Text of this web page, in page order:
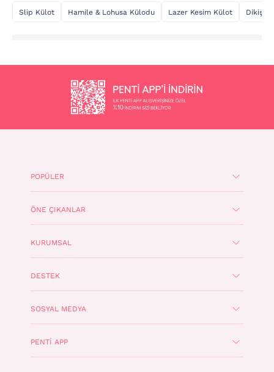
Slip Külot Hamile & Lohusa Külodu Lazer Kesim Külot
POPÜLER
ÖNE ÇIKANLAR
KURUMSAL
DESTEK
SOSYAL MEDYA
PENTI APP